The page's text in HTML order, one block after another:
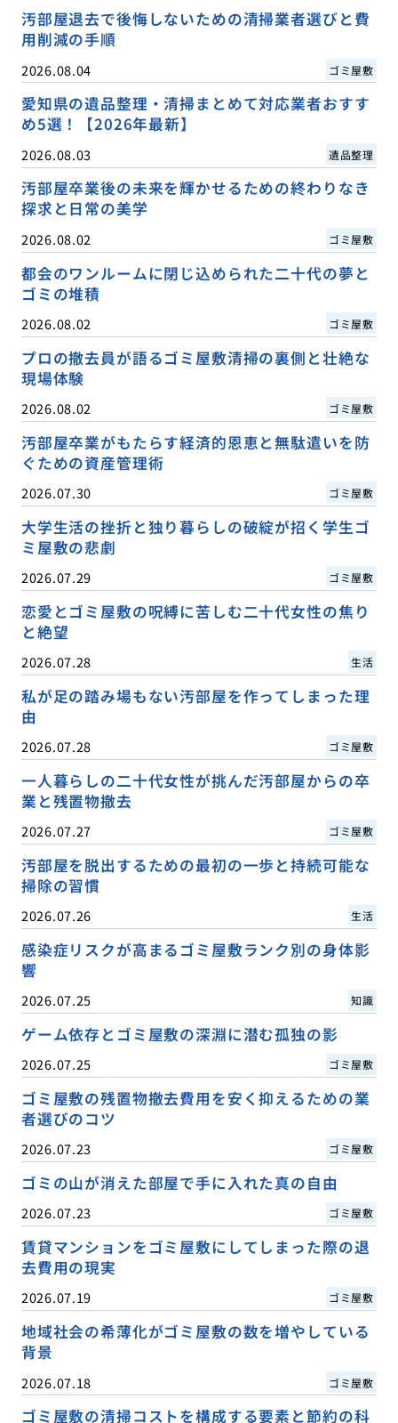
汚部屋退去で後悔しないための清掃業者選びと費
用削減の手順
2026.08.04 ゴミ屋敷
愛知県の遺品整理・清掃まとめて対応業者おすす
め5選！【2026年最新】
2026.08.03 遺品整理
汚部屋卒業後の未来を輝かせるための終わりなき
探求と日常の美学
2026.08.02 ゴミ屋敷
都会のワンルームに閉じ込められた二十代の夢と
ゴミの堆積
2026.08.02 ゴミ屋敷
プロの撤去員が語るゴミ屋敷清掃の裏側と壮絶な
現場体験
2026.08.02 ゴミ屋敷
汚部屋卒業がもたらす経済的恩恵と無駄遣いを防
ぐための資産管理術
2026.07.30 ゴミ屋敷
大学生活の挫折と独り暮らしの破綻が招く学生ゴ
ミ屋敷の悲劇
2026.07.29 ゴミ屋敷
恋愛とゴミ屋敷の呪縛に苦しむ二十代女性の焦り
と絶望
2026.07.28 生活
私が足の踏み場もない汚部屋を作ってしまった理
由
2026.07.28 ゴミ屋敷
一人暮らしの二十代女性が挑んだ汚部屋からの卒
業と残置物撤去
2026.07.27 ゴミ屋敷
汚部屋を脱出するための最初の一歩と持続可能な
掃除の習慣
2026.07.26 生活
感染症リスクが高まるゴミ屋敷ランク別の身体影
響
2026.07.25 知識
ゲーム依存とゴミ屋敷の深淵に潜む孤独の影
2026.07.25 ゴミ屋敷
ゴミ屋敷の残置物撤去費用を安く抑えるための業
者選びのコツ
2026.07.23 ゴミ屋敷
ゴミの山が消えた部屋で手に入れた真の自由
2026.07.23 ゴミ屋敷
賃貸マンションをゴミ屋敷にしてしまった際の退
去費用の現実
2026.07.19 ゴミ屋敷
地域社会の希薄化がゴミ屋敷の数を増やしている
背景
2026.07.18 ゴミ屋敷
ゴミ屋敷の清掃コストを構成する要素と節約の科